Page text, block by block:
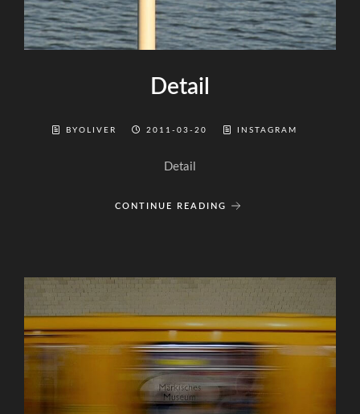
Detail
BYOLIVER 2011-03-20 INSTAGRAM
Detail
CONTINUE READING